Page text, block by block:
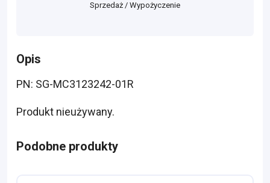
Sprzedaż / Wypożyczenie
Opis
PN: SG-MC3123242-01R
Produkt nieużywany.
Podobne produkty